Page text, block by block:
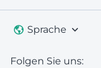
Sprache
Folgen Sie uns: